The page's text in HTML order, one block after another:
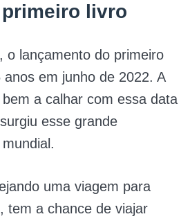
livro
o lançamento do primeiro
anos em junho de 2022. A
bem a calhar com essa data
esse grande
uma viagem para
tem a chance de viajar